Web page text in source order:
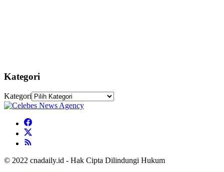
Kategori
Kategori
© 2022 cnadaily.id - Hak Cipta Dilindungi Hukum